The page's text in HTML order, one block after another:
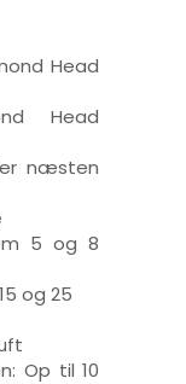
Head
Head
næsten
5 og 8
og 25
Op til 10